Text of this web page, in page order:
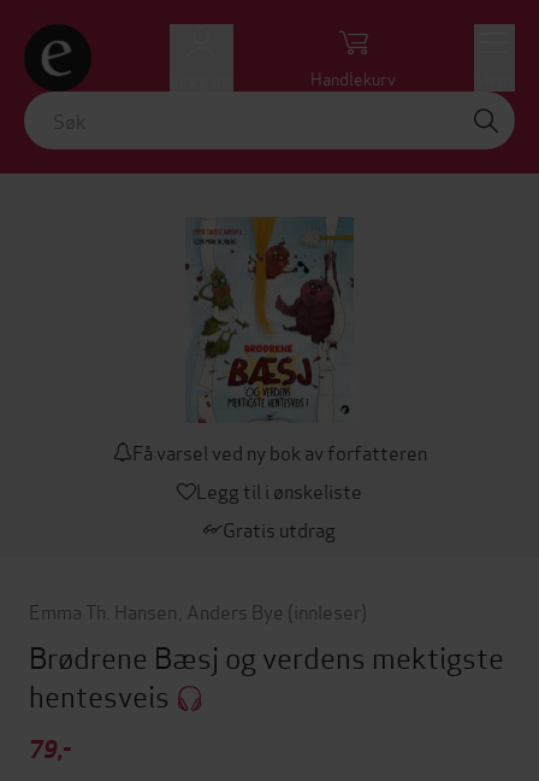
Handlekurv
Få varsel ved ny bok av forfatteren
Legg til i ønskeliste
Gratis utdrag
Emma Th. Hansen Anders Bye (innleser)
Brødrene Bæsj og verdens mektigste
hentesveis
79,-